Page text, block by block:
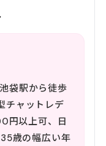
袋駅から徒歩
チャットレデ
円以上可、日
歳の幅広い年